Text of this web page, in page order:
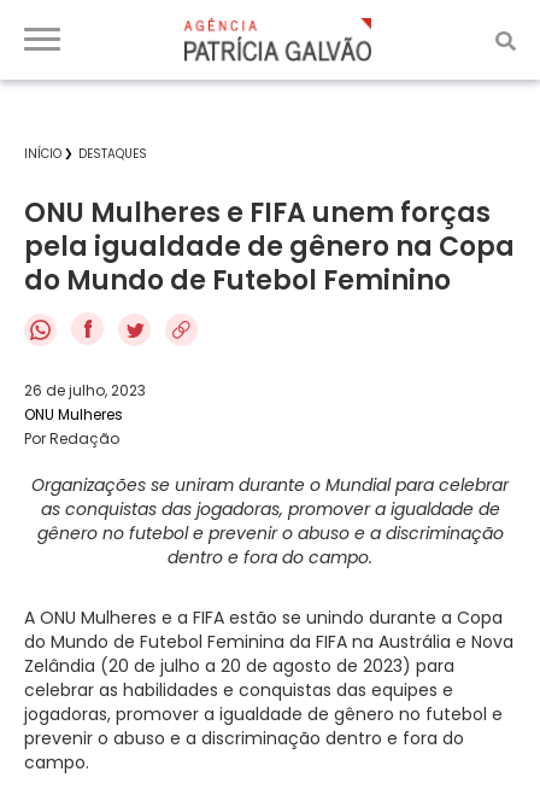
INÍCIO DESTAQUES
ONU Mulheres e FIFA unem forças
pela igualdade de gênero na Copa
do Mundo de Futebol Feminino
f
26 de julho, 2023
ONU Mulheres
Por Redação
Organizações se uniram durante o Mundial para celebrar
as conquistas das jogadoras, promover a igualdade de
gênero no futebol e prevenir o abuso e a discriminação
dentro e fora do campo.
A ONU Mulheres e a FIFA estão se unindo durante a Copa
do Mundo de Futebol Feminina da FIFA na Austrália e Nova
Zelândia (20 de julho a 20 de agosto de 2023) para
celebrar as habilidades e conquistas das equipes e
jogadoras, promover a igualdade de gênero no futebol e
prevenir o abuso e a discriminação dentro e fora do
campo.